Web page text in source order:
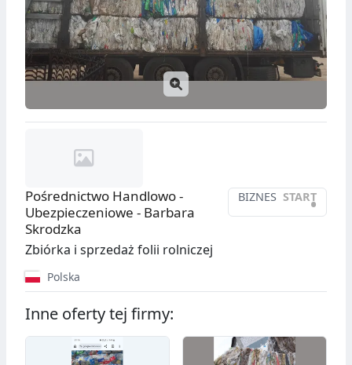
BIZNES START
•
Pośrednictwo Handlowo -
Ubezpieczeniowe - Barbara
Skrodzka
Zbiórka i sprzedaż folii rolniczej
Polska
Inne oferty tej firmy: